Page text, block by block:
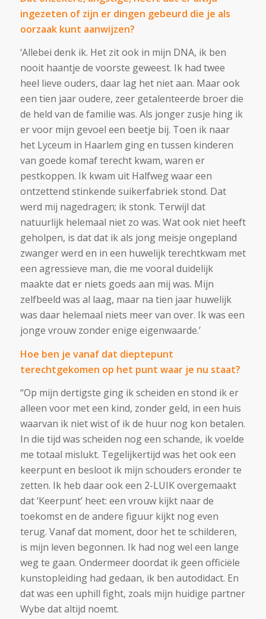
ingezeten of zijn er dingen gebeurd die je als
oorzaak kunt aanwijzen?
‘Allebei denk ik. Het zit ook in mijn DNA, ik ben
nooit haantje de voorste geweest. Ik had twee
heel lieve ouders, daar lag het niet aan. Maar ook
een tien jaar oudere, zeer getalenteerde broer die
de held van de familie was. Als jonger zusje hing ik
er voor mijn gevoel een beetje bij. Toen ik naar
het Lyceum in Haarlem ging en tussen kinderen
van goede komaf terecht kwam, waren er
pestkoppen. Ik kwam uit Halfweg waar een
ontzettend stinkende suikerfabriek stond. Dat
werd mij nagedragen; ik stonk. Terwijl dat
natuurlijk helemaal niet zo was. Wat ook niet heeft
geholpen, is dat dat ik als jong meisje ongepland
zwanger werd en in een huwelijk terechtkwam met
een agressieve man, die me vooral duidelijk
maakte dat er niets goeds aan mij was. Mijn
zelfbeeld was al laag, maar na tien jaar huwelijk
was daar helemaal niets meer van over. Ik was een
jonge vrouw zonder enige eigenwaarde.’
Hoe ben je vanaf dat dieptepunt
terechtgekomen op het punt waar je nu staat?
“Op mijn dertigste ging ik scheiden en stond ik er
alleen voor met een kind, zonder geld, in een huis
waarvan ik niet wist of ik de huur nog kon betalen.
In die tijd was scheiden nog een schande, ik voelde
me totaal mislukt. Tegelijkertijd was het ook een
keerpunt en besloot ik mijn schouders eronder te
zetten. Ik heb daar ook een 2-LUIK overgemaakt
dat ‘Keerpunt’ heet: een vrouw kijkt naar de
toekomst en de andere figuur kijkt nog even
terug. Vanaf dat moment, door het te schilderen,
is mijn leven begonnen. Ik had nog wel een lange
weg te gaan. Ondermeer doordat ik geen officiële
kunstopleiding had gedaan, ik ben autodidact. En
dat was een uphill fight, zoals mijn huidige partner
Wybe dat altijd noemt.